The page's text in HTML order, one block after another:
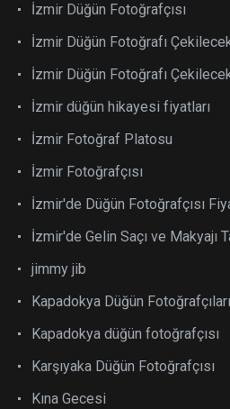
İzmir Düğün Fotoğrafçısı
İzmir Düğün Fotoğrafı
İzmir Düğün Fotoğrafı
İzmir düğün hikayesi fiyatları
İzmir Fotoğraf Platosu
İzmir Fotoğrafçısı
İzmir'de Düğün Fotoğrafçısı
İzmir'de Gelin Saçı ve Makyajı
jimmy jib
Kapadokya Düğün Fotoğrafçıları
Kapadokya düğün fotoğrafçısı
Karşıyaka Düğün Fotoğrafçısı
Kına Gecesi